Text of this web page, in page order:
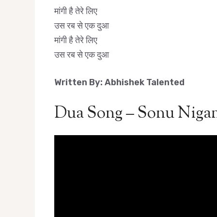
मांगी है तेरे लिए
उस रब से एक दुआ
मांगी है तेरे लिए
उस रब से एक दुआ
Written By: Abhishek Talented
Dua Song – Sonu